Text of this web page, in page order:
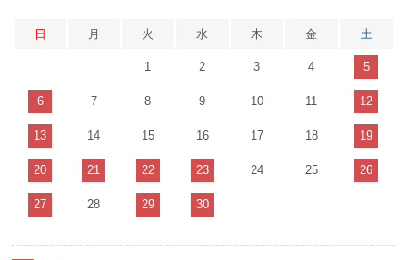
日 月 火 水 木 金 土
1 2 3 4 5
6 7 8 9 10 11 12
13 14 15 16 17 18 19
20 21 22 23 24 25 26
27 28 29 30